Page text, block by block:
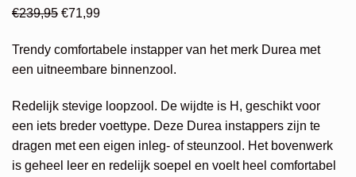
€239,95 Oorspronkelijke
was:
€239,95.
€71,99Huidige
is:
€71,99.
Trendy comfortabele instapper van het merk Durea met
een uitneembare binnenzool.
Redelijk stevige loopzool. De wijdte is H, geschikt voor
een iets breder voettype. Deze Durea instappers zijn te
dragen met een eigen inleg- of steunzool. Het bovenwerk
is geheel leer en redelijk soepel en voelt heel comfortabel